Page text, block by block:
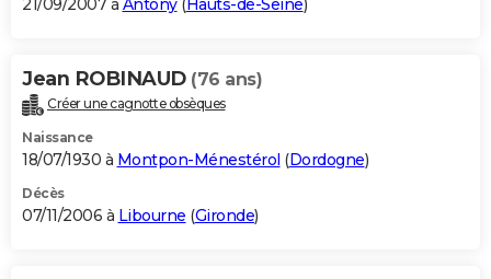
21/09/2007 à Antony(Hauts-de-Seine)
Jean ROBINAUD (76 ans)
Créer une cagnotte obsèques
Naissance
18/07/1930 à Montpon-Ménestérol (Dordogne)
Décès
07/11/2006 à Libourne (Gironde)